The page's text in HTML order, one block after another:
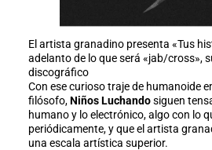
El artista granadino presenta «Tus
adelanto de lo que será «jab/cross»,
discográfico
Con ese curioso traje de humanoide
filósofo,Niños Luchandosiguen
humano y lo electrónico, algo con lo
periódicamente, y que el artista
una escala artística superior.